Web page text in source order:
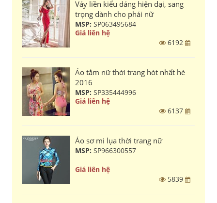
Váy liền kiểu dáng hiện dại, sang
trọng dành cho phái nữ
MSP: SP063495684
Giá liên hệ
6192
Áo tắm nữ thời trang hót nhất hè
2016
MSP: SP335444996
Giá liên hệ
6137
Áo sơ mi lụa thời trang nữ
MSP: SP966300557
Giá liên hệ
5839